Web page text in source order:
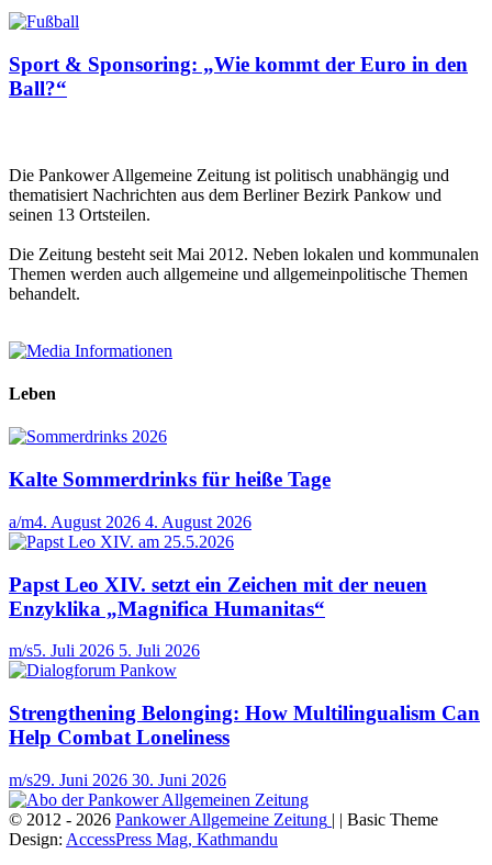
Sport & Sponsoring: „Wie kommt der Euro in den
Ball?“
Die Pankower Allgemeine Zeitung ist politisch unabhängig und
thematisiert Nachrichten aus dem Berliner Bezirk Pankow und
seinen 13 Ortsteilen.
Die Zeitung besteht seit Mai 2012. Neben lokalen und kommunalen
Themen werden auch allgemeine und allgemeinpolitische Themen
behandelt.
Leben
Kalte Sommerdrinks für heiße Tage
a/m4. August 2026 4. August 2026
Papst Leo XIV. setzt ein Zeichen mit der neuen
Enzyklika „Magnifica Humanitas“
m/s5. Juli 2026 5. Juli 2026
Strengthening Belonging: How Multilingualism Can
Help Combat Loneliness
m/s29. Juni 2026 30. Juni 2026
© 2012 - 2026 Pankower Allgemeine Zeitung | | Basic Theme
Design: AccessPress Mag, Kathmandu